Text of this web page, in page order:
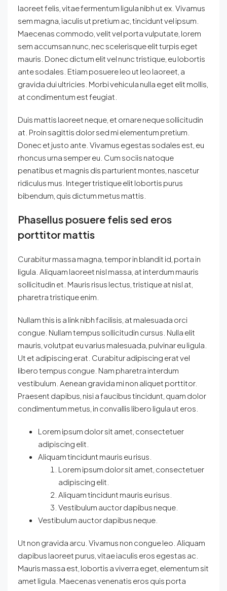
laoreet felis, vitae fermentum ligula nibh ut ex. Vivamus
sem magna, iaculis ut pretium ac, tincidunt vel ipsum.
Maecenas commodo, velit vel porta vulputate, lorem
sem accumsan nunc, nec scelerisque elit turpis eget
mauris. Donec dictum elit vel nunc tristique, eu lobortis
ante sodales. Etiam posuere leo ut leo laoreet, a
gravida dui ultricies. Morbi vehicula nulla eget elit mollis,
at condimentum est feugiat.
Duis mattis laoreet neque, et ornare neque sollicitudin
at. Proin sagittis dolor sed mi elementum pretium.
Donec et justo ante. Vivamus egestas sodales est, eu
rhoncus urna semper eu. Cum sociis natoque
penatibus et magnis dis parturient montes, nascetur
ridiculus mus. Integer tristique elit lobortis purus
bibendum, quis dictum metus mattis.
Phasellus posuere felis sed eros
porttitor mattis
Curabitur massa magna, tempor in blandit id, porta in
ligula. Aliquam laoreet nisl massa, at interdum mauris
sollicitudin et. Mauris risus lectus, tristique at nisl at,
pharetra tristique enim.
Nullam this is a link nibh facilisis, at malesuada orci
congue. Nullam tempus sollicitudin cursus. Nulla elit
mauris, volutpat eu varius malesuada, pulvinar eu ligula.
Ut et adipiscing erat. Curabitur adipiscing erat vel
libero tempus congue. Nam pharetra interdum
vestibulum. Aenean gravida mi non aliquet porttitor.
Praesent dapibus, nisi a faucibus tincidunt, quam dolor
condimentum metus, in convallis libero ligula ut eros.
Lorem ipsum dolor sit amet, consectetuer
adipiscing elit.
Aliquam tincidunt mauris eu risus.
Lorem ipsum dolor sit amet, consectetuer
adipiscing elit.
Aliquam tincidunt mauris eu risus.
Vestibulum auctor dapibus neque.
Vestibulum auctor dapibus neque.
Ut non gravida arcu. Vivamus non congue leo. Aliquam
dapibus laoreet purus, vitae iaculis eros egestas ac.
Mauris massa est, lobortis a viverra eget, elementum sit
amet ligula. Maecenas venenatis eros quis porta